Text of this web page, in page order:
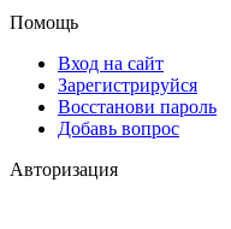
Помощь
Вход на сайт
Зарегистрируйся
Восстанови пароль
Добавь вопрос
Авторизация